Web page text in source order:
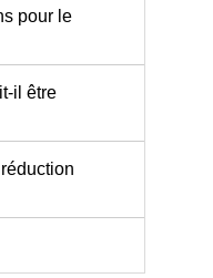
pour le
il être